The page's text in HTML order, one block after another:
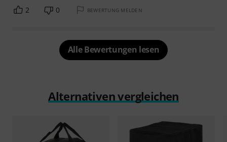
2 0 BEWERTUNG MELDEN
Alle Bewertungen lesen
Alternativen vergleichen